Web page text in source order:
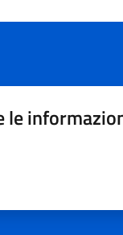
le